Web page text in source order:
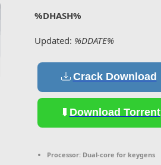
%DHASH%
Updated: %DDATE%
Crack Download
Download Torrent
Processor: Dual-core for keygens